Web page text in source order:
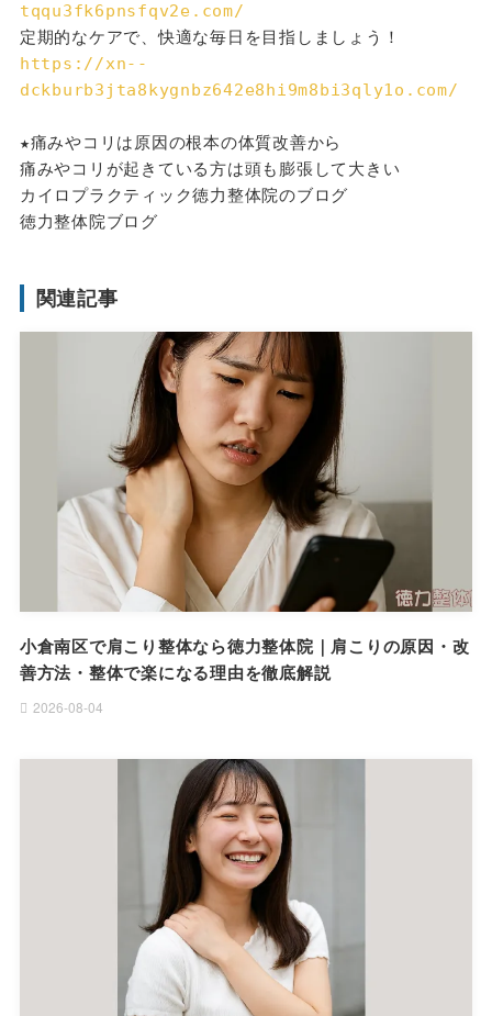
tqqu3fk6pnsfqv2e.com/
定期的なケアで、快適な毎日を目指しましょう！
https://xn--
dckburb3jta8kygnbz642e8hi9m8bi3qly1o.com/
★痛みやコリは原因の根本の体質改善から
痛みやコリが起きている方は頭も膨張して大きい
カイロプラクティック徳力整体院のブログ
徳力整体院ブログ
関連記事
小倉南区で肩こり整体なら徳力整体院｜肩こりの原因・改
善方法・整体で楽になる理由を徹底解説
2026-08-04